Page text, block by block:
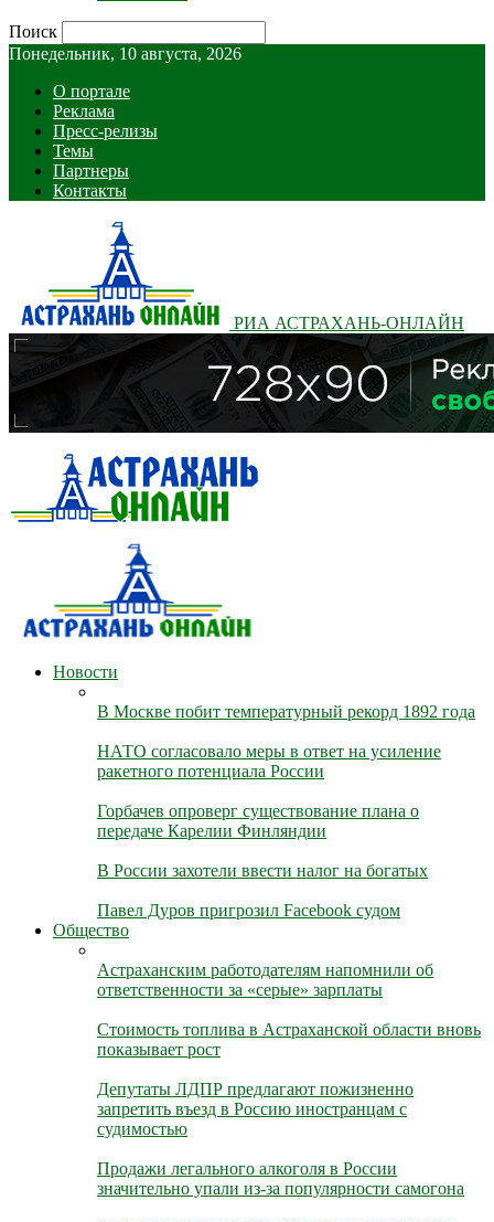
Поиск
Понедельник, 10 августа, 2026
О портале
Реклама
Пресс-релизы
Темы
Партнеры
Контакты
РИА АСТРАХАНЬ-ОНЛАЙН
Новости
В Москве побит температурный рекорд 1892 года
НАТО согласовало меры в ответ на усиление
ракетного потенциала России
Горбачев опроверг существование плана о
передаче Карелии Финляндии
В России захотели ввести налог на богатых
Павел Дуров пригрозил Facebook судом
Общество
Астраханским работодателям напомнили об
ответственности за «серые» зарплаты
Стоимость топлива в Астраханской области вновь
показывает рост
Депутаты ЛДПР предлагают пожизненно
запретить въезд в Россию иностранцам с
судимостью
Продажи легального алкоголя в России
значительно упали из-за популярности самогона